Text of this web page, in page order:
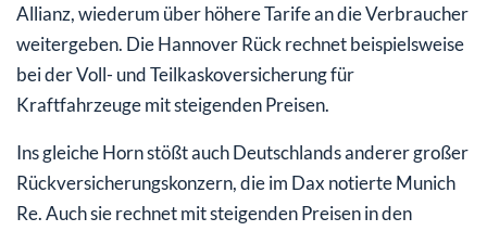
Allianz, wiederum über höhere Tarife an die Verbraucher
weitergeben. Die Hannover Rück rechnet beispielsweise
bei der Voll- und Teilkaskoversicherung für
Kraftfahrzeuge mit steigenden Preisen.
Ins gleiche Horn stößt auch Deutschlands anderer großer
Rückversicherungskonzern, die im Dax notierte Munich
Re. Auch sie rechnet mit steigenden Preisen in den